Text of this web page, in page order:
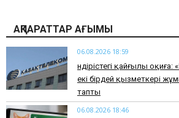
АҚПАРАТТАР АҒЫМЫ
06.08.2026 18:59
Өндірістегі қайғылы
екі бірдей қызметкері
тапты
06.08.2026 18:46